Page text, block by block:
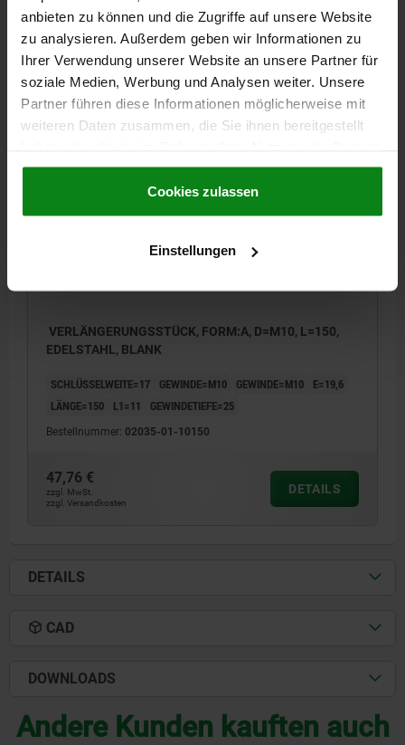
anbieten zu können und die Zugriffe auf unsere Website
zu analysieren. Außerdem geben wir Informationen zu
Ihrer Verwendung unserer Website an unsere Partner für
soziale Medien, Werbung und Analysen weiter. Unsere
Partner führen diese Informationen möglicherweise mit
weiteren Daten zusammen, die Sie ihnen bereitgestellt
gesammelt haben.Cookie Richtlinien
Datenschutz|AGB
Cookies zulassen
Einstellungen
SCHLÜSSELWEITE=17
GEWINDETIEFE=25
Bestellnummer: 02035-01-10100
29,39 €
zzgl. Versandkosten
DETAILS
VERLÄNGERUNGSSTÜCK, FORM:A, D=M10, L=150,
EDELSTAHL, BLANK
SCHLÜSSELWEITE=17 GEWINDE=M10 GEWINDE=M10
E=19,6
LÄNGE=150
L1=11 GEWINDETIEFE=25
Bestellnummer: 02035-01-10150
47,76 €
zzgl. MwSt.
zzgl. Versandkosten
DETAILS
DETAILS
CAD
DOWNLOADS
Andere Kunden kauften auch